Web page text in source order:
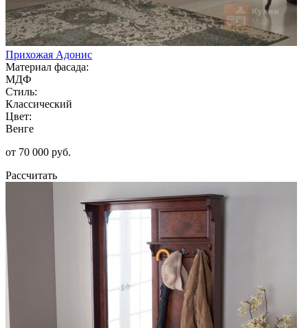
Прихожая Адонис
Материал фасада:
МДФ
Стиль:
Классический
Цвет:
Венге
от 70 000 руб.
Рассчитать